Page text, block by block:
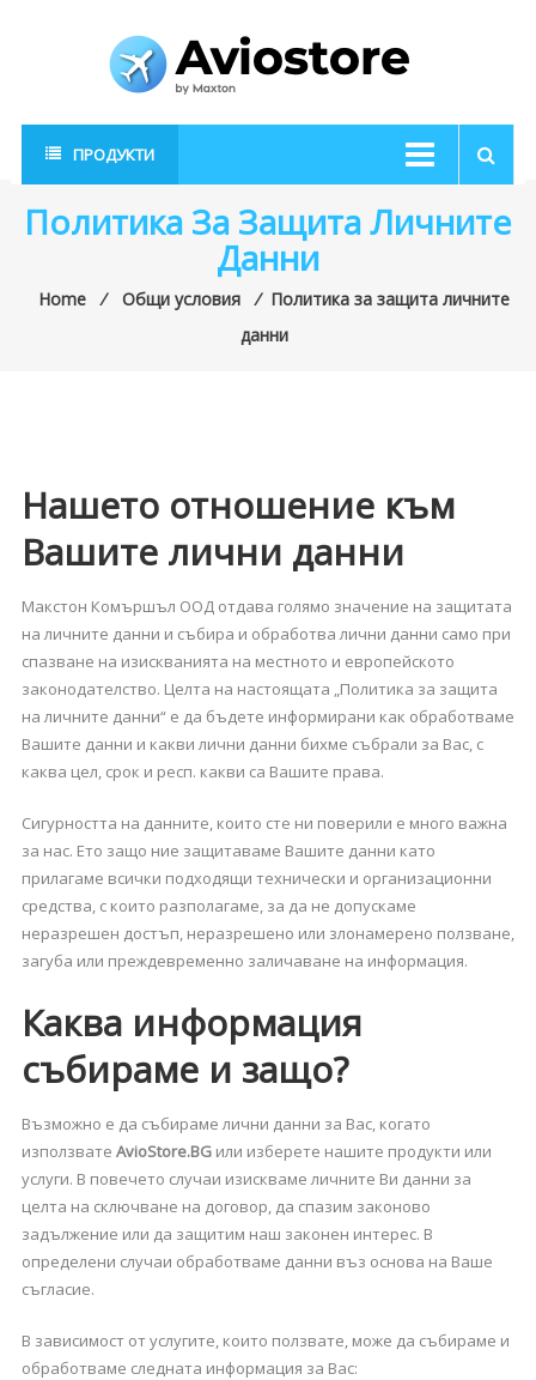
AvioStore
Авиационен
магазин
ПРОДУКТИ
Политика За Защита Личните
Данни
Home ⁄ Общи условия ⁄ Политика за защита личните
данни
Нашето отношение към
Вашите лични данни
Макстон Комършъл ООД отдава голямо значение на защитата
на личните данни и събира и обработва лични данни само при
спазване на изискванията на местното и европейското
законодателство. Целта на настоящата „Политика за защита
на личните данни“ е да бъдете информирани как обработваме
Вашите данни и какви лични данни бихме събрали за Вас, с
каква цел, срок и респ. какви са Вашите права.
Сигурността на данните, които сте ни поверили е много важна
за нас. Ето защо ние защитаваме Вашите данни като
прилагаме всички подходящи технически и организационни
средства, с които разполагаме, за да не допускаме
неразрешен достъп, неразрешено или злонамерено ползване,
загуба или преждевременно заличаване на информация.
Каква информация
събираме и защо?
Възможно е да събираме лични данни за Вас, когато
използвате AvioStore.BGили изберете нашите продукти или
услуги. В повечето случаи изискваме личните Ви данни за
целта на сключване на договор, да спазим законово
задължение или да защитим наш законен интерес. В
определени случаи обработваме данни въз основа на Ваше
съгласие.
В зависимост от услугите, които ползвате, може да събираме и
обработваме следната информация за Вас: